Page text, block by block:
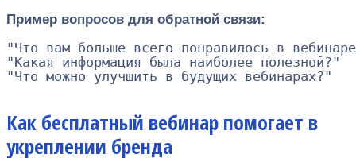
Пример вопросов для обратной связи:
"Что вам больше всего понравилось в
"Какая информация была наиболее полезной?"
Как бесплатный вебинар помогает в
укреплении бренда